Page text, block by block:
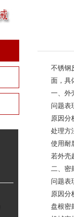
不锈钢
面，具
一、外
问题表
原因分
处理方
使用耐
若外壳
二、密
问题表
原因分
盘根密